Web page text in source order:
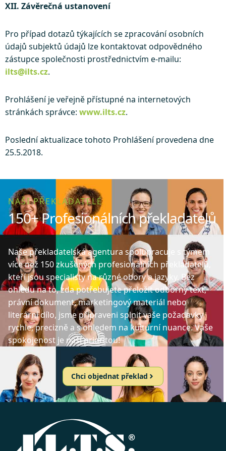
XII. Závěrečná ustanovení
Pro případ dotazů týkajících se zpracování osobních
údajů subjektů údajů lze kontaktovat odpovědného
zástupce společnosti prostřednictvím e-mailu:
ilts@ilts.cz.
Prohlášení je veřejně přístupné na internetových
stránkách správce: www.ilts.cz.
Poslední aktualizace tohoto Prohlášení provedena dne
25.5.2018.
NAŠI PŘEKLADATELÉ
150+ Profesionálních překladatelů
Naše překladatelská agentura spolupracuje s týmem
více než 150 zkušených profesionálních překladatelů,
kteří jsou specialisty na různé obory a jazyky. Bez
ohledu na to, zda potřebujete přeložit odborný text,
právní dokument, marketingový materiál nebo
literární dílo, jsme připraveni splnit vaše požadavky
rychle, precizně a s ohledem na kulturní nuance. Vaše
spokojenost je naší prioritou!
Chci objednat překlad